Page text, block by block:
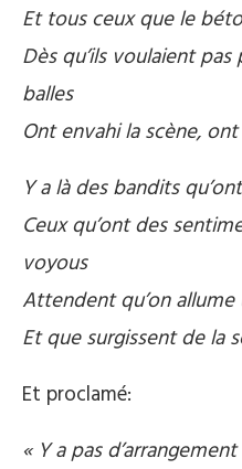
Et tous ceux que le
Dès qu’ils voulaient
balles
Ont envahi la scène,
Y a là des bandits
Ceux qu’ont des
voyous
Attendent qu’on
Et que surgissent de la
Et proclamé:
« Y a pas